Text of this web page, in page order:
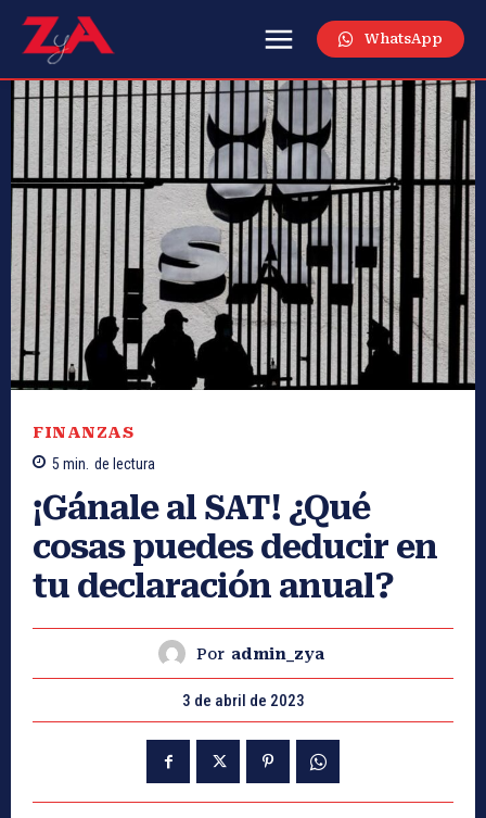
WhatsApp
FINANZAS
5 min. de lectura
¡Gánale al SAT! ¿Qué
cosas puedes deducir en
tu declaración anual?
Por admin_zya
3 de abril de 2023